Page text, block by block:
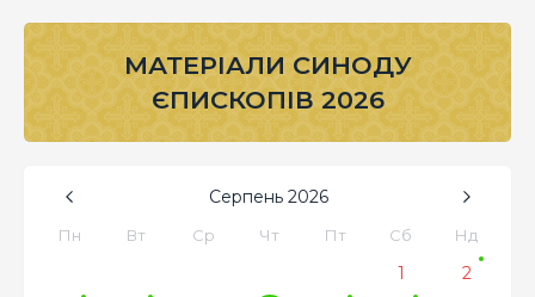
МАТЕРІАЛИ СИНОДУ
ЄПИСКОПІВ 2026
Серпень 2026
Пн Вт Ср Чт Пт Сб Нд
1
2